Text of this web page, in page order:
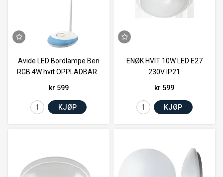
Avide LED Bordlampe Ben
RGB 4W hvit OPPLADBAR .
kr 599
KJØP
ENØK HVIT 10W LED E27
230V IP21
kr 599
KJØP